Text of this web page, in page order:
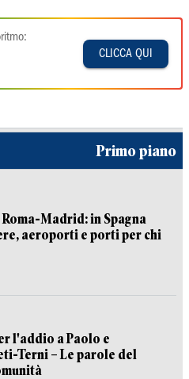
CLICCA QUI
Primo piano
Madrid: in Spagna
aeroporti e porti per chi
l'addio a Paolo e
Terni – Le parole del